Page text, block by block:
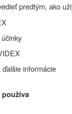
predtým, ako
informácie
používa